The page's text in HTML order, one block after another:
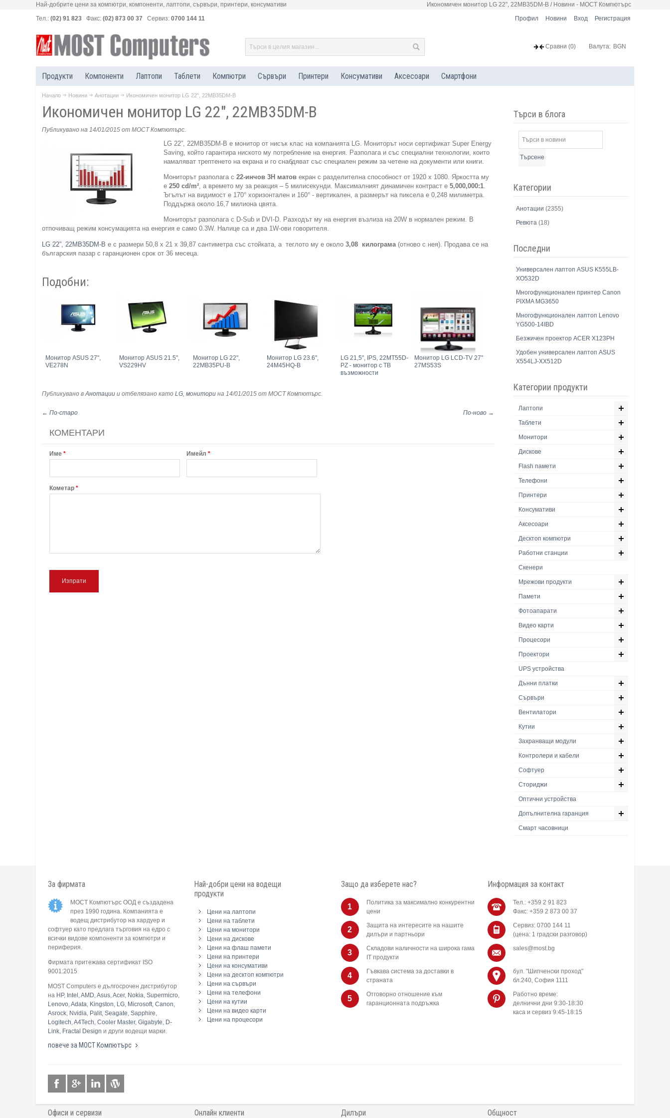
Най-добрите цени за компютри, компоненти, лаптопи, сървъри, принтери, консумативи
Икономичен монитор LG 22", 22MB35DM-B / Новини - МОСТ Компютърс
Тел.: (02) 91 823 Факс: (02) 873 00 37 Сервиз: 0700 144 11 Профил Новини Вход Регистрация
Валута: BGN
Сравни (0)
Продукти Компоненти Лаптопи Таблети Компютри Сървъри Принтери Консумативи Аксесоари Смартфони
Начало Новини Анотации Икономичен монитор LG 22", 22MB35DM-B
Икономичен монитор LG 22", 22MB35DM-B
Публикувано на 14/01/2015 от МОСТ Компютърс
LG 22”, 22MB35DM-B е монитор от нисък клас на компанията LG. Мониторът носи сертификат Super Energy
Saving, който гарантира ниското му потребление на енергия. Разполага и със специални технологии, които
намаляват трептенето на екрана и го снабдяват със специален режим за четене на документи или книги.
Мониторът разполага с 22-инчов 3Н матов екран с разделителна способност от 1920 х 1080. Яркостта му
е 250 cd/m², а времето му за реакция – 5 милисекунди. Максималният динамичен контраст е 5,000,000:1.
Ъгълът на видимост е 170° хоризонтален и 160° - вертикален, а размерът на пиксела е 0,248 милиметра.
Поддържа около 16,7 милиона цвята.
Мониторът разполага с D-Sub и DVI-D. Разходът му на енергия възлиза на 20W в нормален режим. В
отпочиващ режим консумацията на енергия е само 0.3W. Налице са и два 1W-ови говорителя.
LG 22”, 22MB35DM-B е с размери 50,8 x 21 x 39,87 сантиметра със стойката, а теглото му е около 3,08 килограма (отново с нея). Продава се на
българския пазар с гаранционен срок от 36 месеца.
Подобни:
Монитор ASUS 27",
VE278N
Монитор ASUS 21.5",
VS229HV
Монитор LG 22",
22MB35PU-B
Монитор LG 23.6",
24M45HQ-B
LG 21,5", IPS, 22MT55D-
PZ - монитор с ТВ
възможности
Монитор LG LCD-TV 27"
27MS53S
Публикувано в Анотации и отбелязано като LG монитори на 14/01/2015 от МОСТ Компютърс
← По-старо По-ново →
КОМЕНТАРИ
Име * Имейл *
Кометар *
Изпрати
Търси в блога
Търсене
Категории
Анотации (2355)
Ревюта (18)
Последни
Универсален лаптоп ASUS K555LB-
XO532D
Многофункционален принтер Canon
PIXMA MG3650
Многофункционален лаптоп Lenovo
YG500-14IBD
Безжичен проектор ACER X123PH
Удобен универсален лаптоп ASUS
X554LJ-XX512D
Категории продукти
Лаптопи
Таблети
Монитори
Дискове
Flash памети
Телефони
Принтери
Консумативи
Аксесоари
Десктоп компютри
Работни станции
Скенери
Мрежови продукти
Памети
Фотоапарати
Видео карти
Процесори
Проектори
UPS устройства
Дънни платки
Сървъри
Вентилатори
Кутии
Захранващи модули
Контролери и кабели
Софтуер
Сториджи
Оптични устройства
Допълнителна гаранция
Смарт часовници
За фирмата
МОСТ Компютърс ООД е създадена
през 1990 година. Компанията е
водещ дистрибутор на хардуер и
софтуер като предлага търговия на едро с
всички видове компоненти за компютри и
периферия.
Фирмата притежава сертификат ISO
9001:2015
MOST Computers е дългосрочен дистрибутор
на HP, Intel ,AMD,Asus,Acer, Nokia, Supermicro,
Lenovo,Adata, Kingston, LG, Microsoft, Canon,
Asrock, Nvidia, Palit, Seagate, Sapphire,
Logitech,A4Tech, Cooler Master, Gigabyte, D-
Link, Fractal Design и други водещи марки.
повече за МОСТ Компютърс
Най-добри цени на водещи
продукти
Цени на лаптопи
Цени на таблети
Цени на монитори
Цени на дискове
Цени на флаш памети
Цени на принтери
Цени на консумативи
Цени на десктоп компютри
Цени на сървъри
Цени на телефони
Цени на кутии
Цени на видео карти
Цени на процесори
Защо да изберете нас?
1
Политика за максимално конкурентни
цени
2
Защита на интересите на нашите
дилъри и партньори
3
Складови наличности на широка гама
IT продукти
4
Гъвкава система за доставки в
страната
5
Отговорно отношение към
гаранционната подръжка
Информация за контакт
Тел.: +359 2 91 823
Факс: +359 2 873 00 37
Сервиз: 0700 144 11
(цена: 1 градски разговор)
sales@most.bg
бул. "Шипченски проход"
бл.240, София 1111
Работно време:
делнични дни 9:30-18:30
каса и сервиз 9:45-18:15
Офиси и сервизи Онлайн клиенти Дилъри Общност